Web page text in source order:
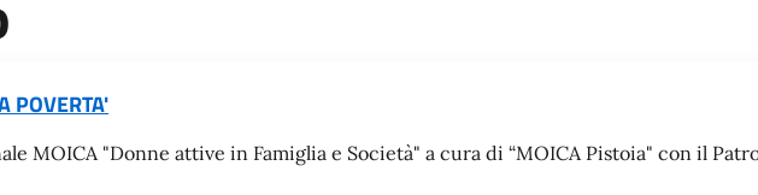
POVERTA'
MOICA "Donne attive in Famiglia e Società" a cura di “MOICA Pistoia" con il